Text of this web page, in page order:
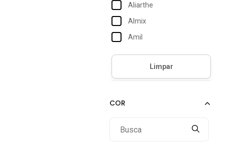
Aliarthe
Almix
Amil
Angipé
Benellys